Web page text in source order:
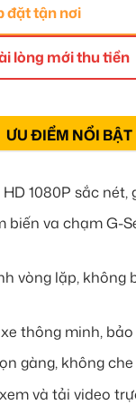
đặt tận nơi
lòng mới thu tiền
ƯU ĐIỂM NỔI BẬT
1080P sắc nét,
biến va chạm G-
vòng lặp, không
thông minh, bảo
gàng, không
và tải video